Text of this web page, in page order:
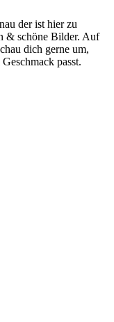
der ist hier zu
& schöne Bilder. Auf
dich gerne um,
passt.